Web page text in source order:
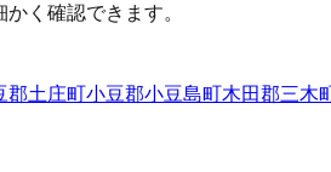
く確認できます。
郡土庄町小豆郡小豆島町木田郡三木